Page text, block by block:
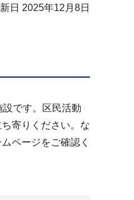
日 2025年12月8日
です。区民活動
寄りください。な
ページをご確認く